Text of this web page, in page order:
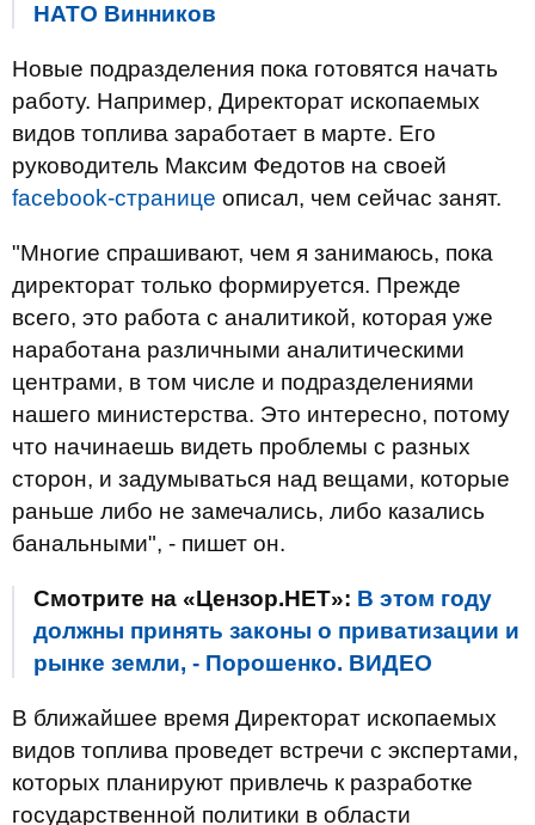
НАТО Винников
Новые подразделения пока готовятся начать
работу. Например, Директорат ископаемых
видов топлива заработает в марте. Его
руководитель Максим Федотов на своей
facebook-странице описал, чем сейчас занят.
"Многие спрашивают, чем я занимаюсь, пока
директорат только формируется. Прежде
всего, это работа с аналитикой, которая уже
наработана различными аналитическими
центрами, в том числе и подразделениями
нашего министерства. Это интересно, потому
что начинаешь видеть проблемы с разных
сторон, и задумываться над вещами, которые
раньше либо не замечались, либо казались
банальными", - пишет он.
Смотрите на «Цензор.НЕТ»: В этом году
должны принять законы о приватизации и
рынке земли, - Порошенко. ВИДЕО
В ближайшее время Директорат ископаемых
видов топлива проведет встречи с экспертами,
которых планируют привлечь к разработке
государственной политики в области